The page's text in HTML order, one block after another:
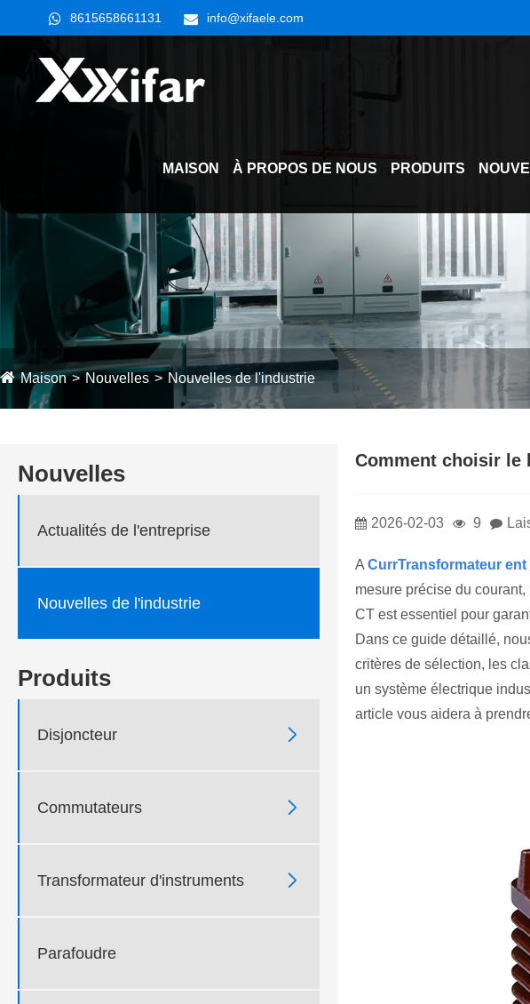
8615658661131 info@xifaele.com
MAISON À PROPOS DE NOUS PRODUITS
Maison Nouvelles Nouvelles de l'industrie
Nouvelles
Actualités de l'entreprise
Nouvelles de l'industrie
Produits
Disjoncteur 
Commutateurs 
Transformateur d'instruments 
Parafoudre
Comment choisir le
2026-02-03 9
A CurrTransformateur ent
mesure précise du
CT est essentiel pour
Dans ce guide détaillé,
critères de sélection, les
un système électrique
article vous aidera à